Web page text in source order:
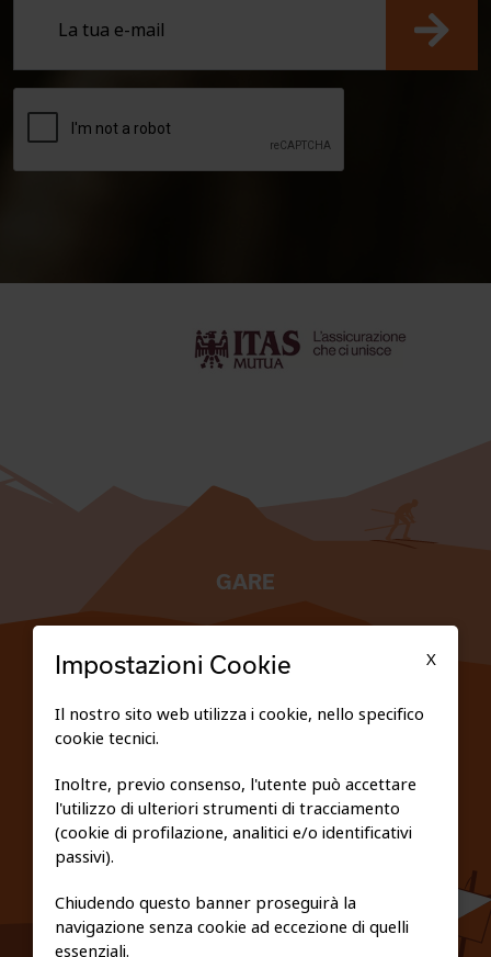
GARE
PRIVACY E COOKIE POLICY
X
Impostazioni Cookie
Il nostro sito web utilizza i cookie, nello specifico
cookie tecnici.
Inoltre, previo consenso, l'utente può accettare
l'utilizzo di ulteriori strumenti di tracciamento
(cookie di profilazione, analitici e/o identificativi
passivi).
Chiudendo questo banner proseguirà la
navigazione senza cookie ad eccezione di quelli
essenziali.